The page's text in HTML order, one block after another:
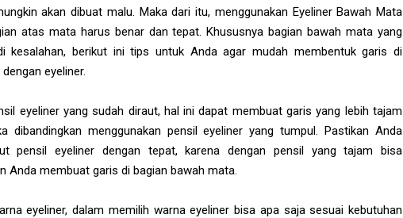
akan dibuat malu. Maka dari itu, menggunakan Eyeliner Bawah Mata
atas mata harus benar dan tepat. Khususnya bagian bawah mata yang
kesalahan, berikut ini tips untuk Anda agar mudah membentuk garis di
eyeliner.
eyeliner yang sudah diraut, hal ini dapat membuat garis yang lebih tajam
dibandingkan menggunakan pensil eyeliner yang tumpul. Pastikan Anda
pensil eyeliner dengan tepat, karena dengan pensil yang tajam bisa
Anda membuat garis di bagian bawah mata.
eyeliner, dalam memilih warna eyeliner bisa apa saja sesuai kebutuhan